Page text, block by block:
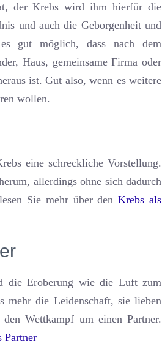
der Krebs wird ihm hierfür die
und auch die Geborgenheit und
gut möglich, dass nach dem
Haus, gemeinsame Firma oder
ist. Gut also, wenn es weitere
wollen.
eine schreckliche Vorstellung.
allerdings ohne sich dadurch
Sie mehr über denKrebs als
die Eroberung wie die Luft zum
mehr die Leidenschaft, sie lieben
Wettkampf um einen Partner.
Partner